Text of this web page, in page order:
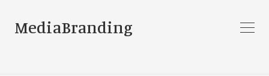
MediaBranding